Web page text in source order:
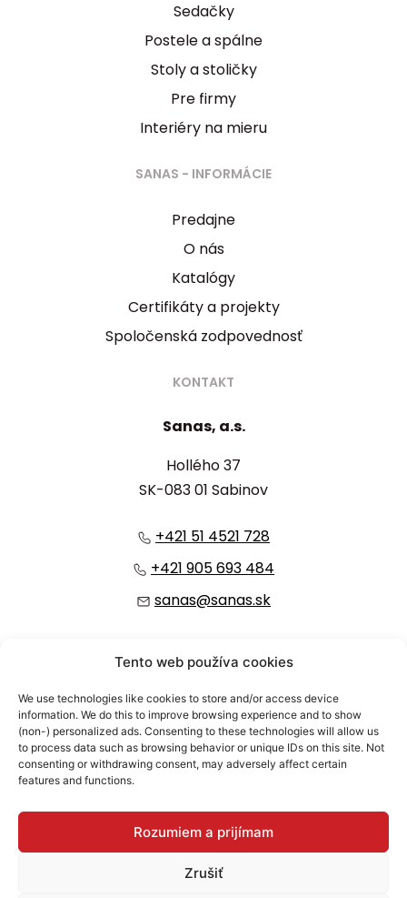
Tento web používa cookies
We use technologies like cookies to store and/or access device
information. We do this to improve browsing experience and to show
(non-) personalized ads. Consenting to these technologies will allow us
to process data such as browsing behavior or unique IDs on this site. Not
consenting or withdrawing consent, may adversely affect certain
features and functions.
Rozumiem a prijímam
Zrušiť
Sedačky
Postele a spálne
Stoly a stoličky
Pre firmy
Interiéry na mieru
SANAS - INFORMÁCIE
Predajne
O nás
Katalógy
Certifikáty a projekty
Spoločenská zodpovednosť
KONTAKT
Sanas, a.s.
Hollého 37
SK-083 01 Sabinov
+421 51 4521 728
+421 905 693 484
sanas@sanas.sk
© 2026 SANAS, a.s.
Ochrana osobných údajov / GDPR